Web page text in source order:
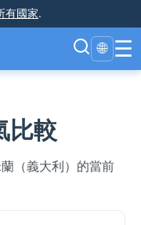
有國家.
🌐 ☰
比較
（義大利）的當前